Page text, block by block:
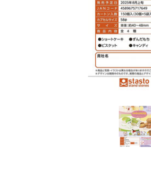
よくあるご質問
ご利用ガイド
06-6282-7659